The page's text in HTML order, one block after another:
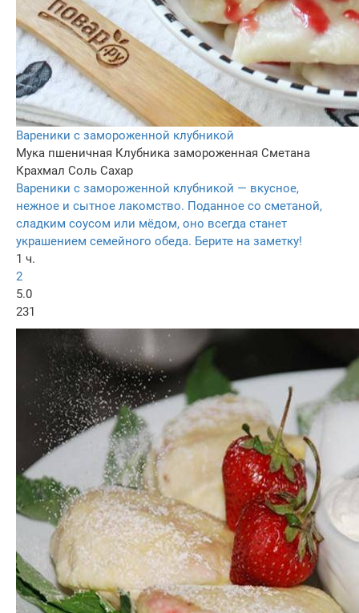
Вареники с замороженной клубникой
Мука пшеничная Клубника замороженная Сметана
Крахмал Соль Сахар
Вареники с замороженной клубникой — вкусное,
нежное и сытное лакомство. Поданное со сметаной,
сладким соусом или мёдом, оно всегда станет
украшением семейного обеда. Берите на заметку!
1 ч.
2
5.0
231